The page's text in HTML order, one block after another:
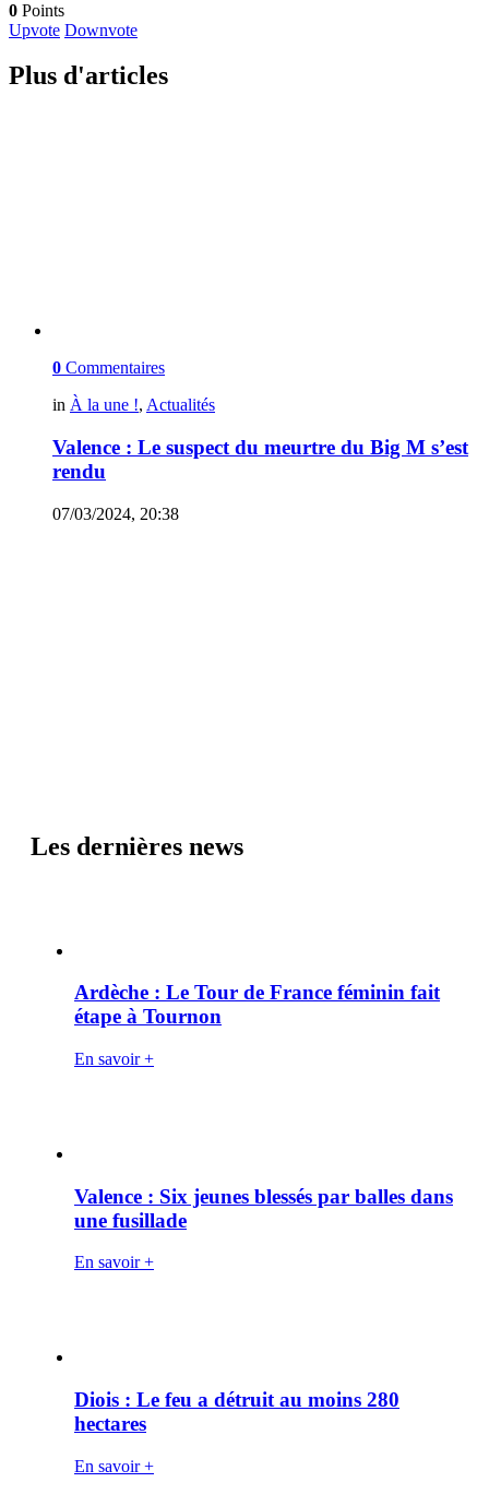
0 Points
Upvote Downvote
Plus d'articles
0 Commentaires
in À la une !, Actualités
Valence : Le suspect du meurtre du Big M s’est
rendu
07/03/2024, 20:38
Les dernières news
Ardèche : Le Tour de France féminin fait
étape à Tournon
En savoir +
Valence : Six jeunes blessés par balles dans
une fusillade
En savoir +
Diois : Le feu a détruit au moins 280
hectares
En savoir +